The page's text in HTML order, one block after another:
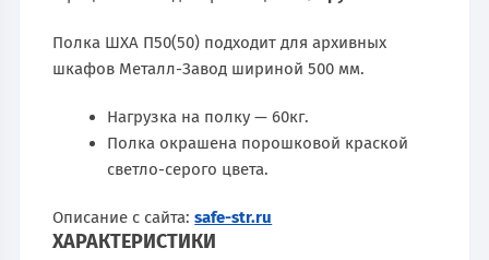
Полка ШХА П50(50) подходит для архивных
шкафов Металл-Завод шириной 500 мм.
Нагрузка на полку — 60кг.
Полка окрашена порошковой краской
светло-серого цвета.
Описание с сайта:safe-str.ru
ХАРАКТЕРИСТИКИ